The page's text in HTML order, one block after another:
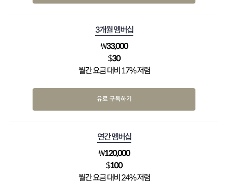
3개월 멤버십
₩33,000
$30
월간 요금 대비 17% 저렴
유료 구독하기
연간 멤버십
₩120,000
$100
월간 요금 대비 24% 저렴